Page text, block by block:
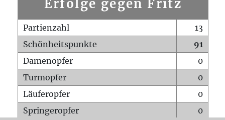
Erfolge gegen Fritz
Partienzahl
13
Schönheitspunkte
91
Damenopfer
0
Turmopfer
0
Läuferopfer
0
Springeropfer
0